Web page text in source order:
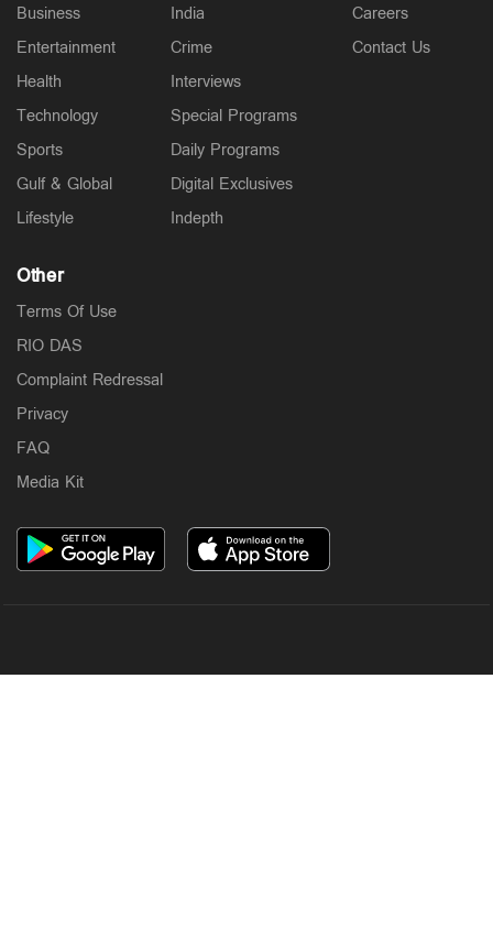
Business
Entertainment
Health
Technology
Sports
Gulf & Global
Lifestyle
India
Crime
Interviews
Special Programs
Daily Programs
Digital Exclusives
Indepth
Careers
Contact Us
Other
Terms Of Use
RIO DAS
Complaint Redressal
Privacy
FAQ
Media Kit